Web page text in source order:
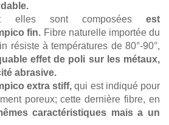
elles sont composéesest
fin. Fibre naturelle importée du
résiste à températures de 80°-90°,
effet de poli sur les métaux,
abrasive.
extra stiff,qui est indiqué pour
poreux; cette dernière fibre, en
caractéristiques mais a un